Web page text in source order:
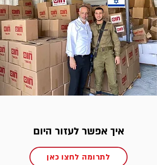
איך אפשר לעזור היום
לתרומה לחצו כאן